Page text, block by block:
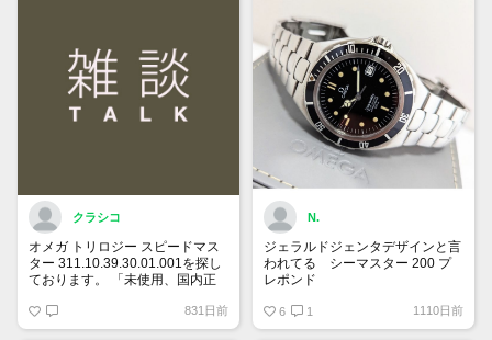
クラシコ
オメガ トリロジー スピードマス
ター 311.10.39.30.01.001を探し
ております。 「未使用、国内正
り希望」 予算は120万円です。
宜しくお願い致します。
831日前
N.
ジェラルドジェンタデザインと言
われてる シーマスター 200 プ
レポンド
は貴重
6 1 1110日前